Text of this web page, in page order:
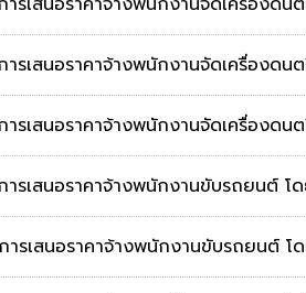
รเสนอราคาจ้างพนักงานจัดเครื่องดนต
รเสนอราคาจ้างพนักงานจัดเครื่องดนต
รเสนอราคาจ้างพนักงานขับรถยนต์ โดย
รเสนอราคาจ้างพนักงานขับรถยนต์ โดย